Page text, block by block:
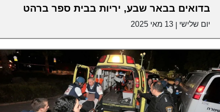
בדואים בבאר שבע, יריות בבית ספר ברהט
יום שלישי 13 מאי 2025